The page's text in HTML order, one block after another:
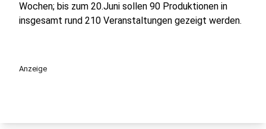
Wochen; bis zum 20.Juni sollen 90 Produktionen in
insgesamt rund 210 Veranstaltungen gezeigt werden.
Anzeige